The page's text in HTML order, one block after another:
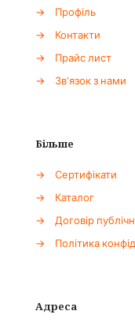
→
Профіль
→
Контакти
→
Прайс лист
→
Зв'язок з нами
Більше
→
Сертифікати
→
Каталог
→
Договір
→
Політика
Адреса